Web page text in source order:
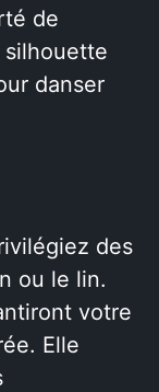
de
danser
des
ou le lin.
votre
Elle